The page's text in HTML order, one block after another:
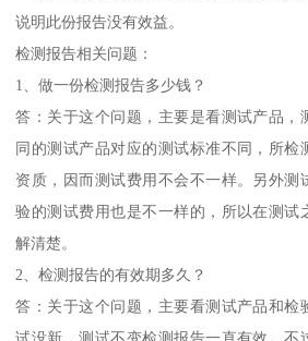
说明此份报告没有效益。
检测报告相关问题：
1、做一份检测报告多少钱？
答：关于这个问题，主要是看测试产品，
同的测试产品对应的测试标准不同，所检
资质，因而测试费用不会不一样。另外测
验的测试费用也是不一样的，所以在测试
解清楚。
2、检测报告的有效期多久？
答：关于这个问题，主要看测试产品和检
试没新，测试不变检测报告一直有效。不